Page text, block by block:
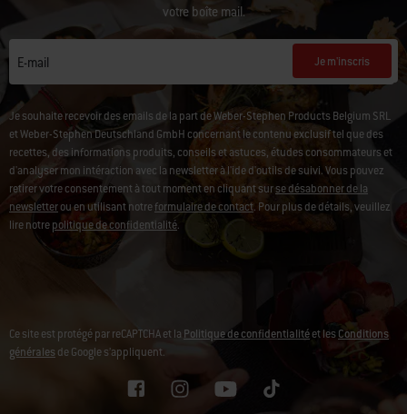
votre boîte mail.
E-mail Je m'inscris
Je souhaite recevoir des emails de la part de Weber-Stephen Products Belgium SRL
et Weber-Stephen Deutschland GmbH concernant le contenu exclusif tel que des
recettes, des informations produits, conseils et astuces, études consommateurs et
d'analyser mon intéraction avec la newsletter à l'ide d'outils de suivi. Vous pouvez
retirer votre consentement à tout moment en cliquant surse désabonner de la
newsletterou en utilisant notreformulaire de contact. Pour plus de détails, veuillez
lire notrepolitique de confidentialité.
Ce site est protégé par reCAPTCHA et la Politique de confidentialitéet les Conditions
générales de Google s’appliquent.